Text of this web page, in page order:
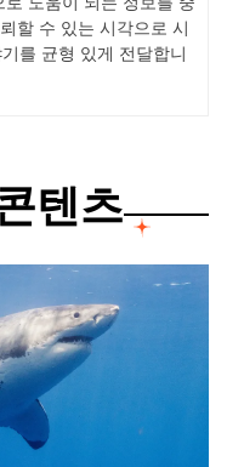
할 수 있는 시각으로 시
를 균형 있게 전달합니
텐츠